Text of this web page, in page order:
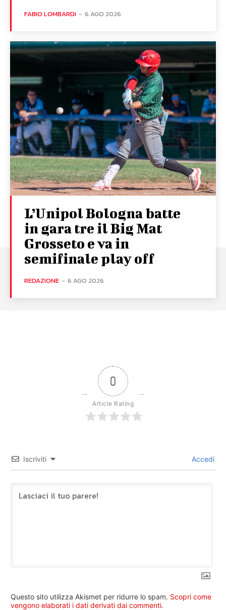
FABIO LOMBARDI - 6 AGO 2026
L’Unipol Bologna batte
in gara tre il Big Mat
Grosseto e va in
semifinale play off
REDAZIONE - 6 AGO 2026
0
Article Rating
Iscriviti Accedi
Questo sito utilizza Akismet per ridurre lo spam. Scopri come
vengono elaborati i dati derivati dai commenti.